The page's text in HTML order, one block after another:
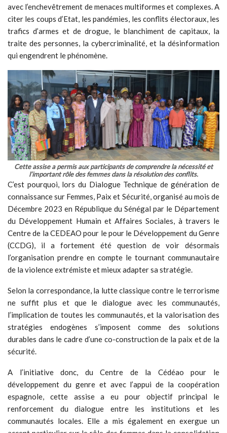
avec l’enchevêtrement de menaces multiformes et complexes. A
citer les coups d’Etat, les pandémies, les conflits électoraux, les
trafics d’armes et de drogue, le blanchiment de capitaux, la
traite des personnes, la cybercriminalité, et la désinformation
qui engendrent le phénomène.
Cette assise a permis aux participants de comprendre la nécessité et
l’important rôle des femmes dans la résolution des conflits.
C’est pourquoi, lors du Dialogue Technique de génération de
connaissance sur Femmes, Paix et Sécurité, organisé au mois de
Décembre 2023 en République du Sénégal par le Département
du Développement Humain et Affaires Sociales, à travers le
Centre de la CEDEAO pour le pour le Développement du Genre
(CCDG), il a fortement été question de voir désormais
l’organisation prendre en compte le tournant communautaire
de la violence extrémiste et mieux adapter sa stratégie.
Selon la correspondance, la lutte classique contre le terrorisme
ne suffit plus et que le dialogue avec les communautés,
l’implication de toutes les communautés, et la valorisation des
stratégies endogènes s’imposent comme des solutions
durables dans le cadre d’une co-construction de la paix et de la
sécurité.
A l’initiative donc, du Centre de la Cédéao pour le
développement du genre et avec l’appui de la coopération
espagnole, cette assise a eu pour objectif principal le
renforcement du dialogue entre les institutions et les
communautés locales. Elle a mis également en exergue un